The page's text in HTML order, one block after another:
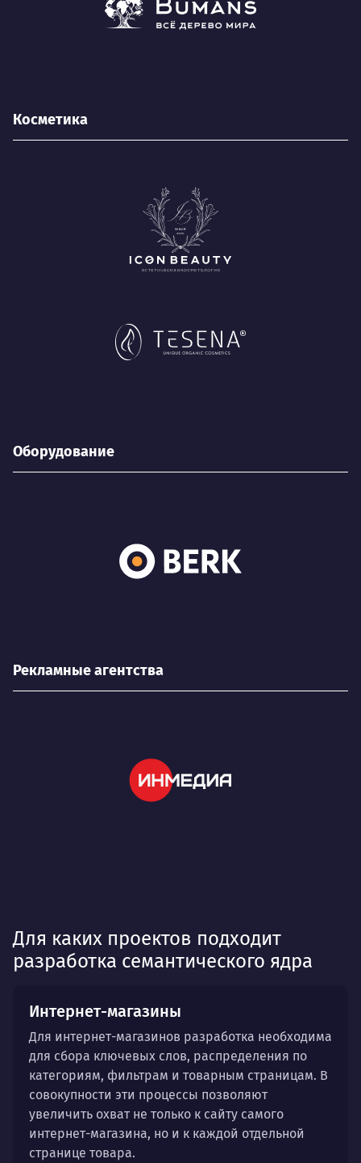
Косметика
Оборудование
Рекламные агентства
Для каких проектов подходит
разработка семантического ядра
Интернет-магазины
Для интернет-магазинов разработка необходима
для сбора ключевых слов, распределения по
категориям, фильтрам и товарным страницам. В
совокупности эти процессы позволяют
увеличить охват не только к сайту самого
интернет-магазина, но и к каждой отдельной
странице товара.